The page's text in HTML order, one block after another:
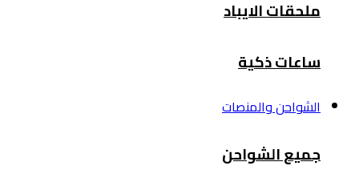
ملحقات الايباد
ساعات ذكية
الشواحن والمنصات
جميع الشواحن